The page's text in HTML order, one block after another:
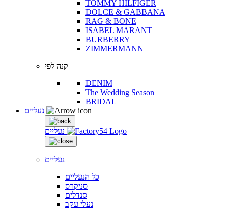
TOMMY HILFIGER
DOLCE & GABBANA
RAG & BONE
ISABEL MARANT
BURBERRY
ZIMMERMANN
קנה לפי
DENIM
The Wedding Season
BRIDAL
נעליים
נעליים
כל הנעליים
סניקרס
סנדלים
נעלי עקב